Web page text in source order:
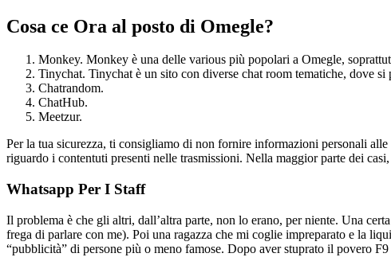
Cosa ce Ora al posto di Omegle?
Monkey. Monkey è una delle various più popolari a Omegle,
Tinychat. Tinychat è un sito con diverse chat room tematiche, dove
Chatrandom.
ChatHub.
Meetzur.
Per la tua sicurezza, ti consigliamo di non fornire informazioni personali
riguardo i contentuti presenti nelle trasmissioni. Nella maggior parte dei
Whatsapp Per I Staff
Il problema è che gli altri, dall’altra parte, non lo erano, per niente. Una
frega di parlare con me). Poi una ragazza che mi coglie impreparato e la
“pubblicità” di persone più o meno famose. Dopo aver stuprato il povero